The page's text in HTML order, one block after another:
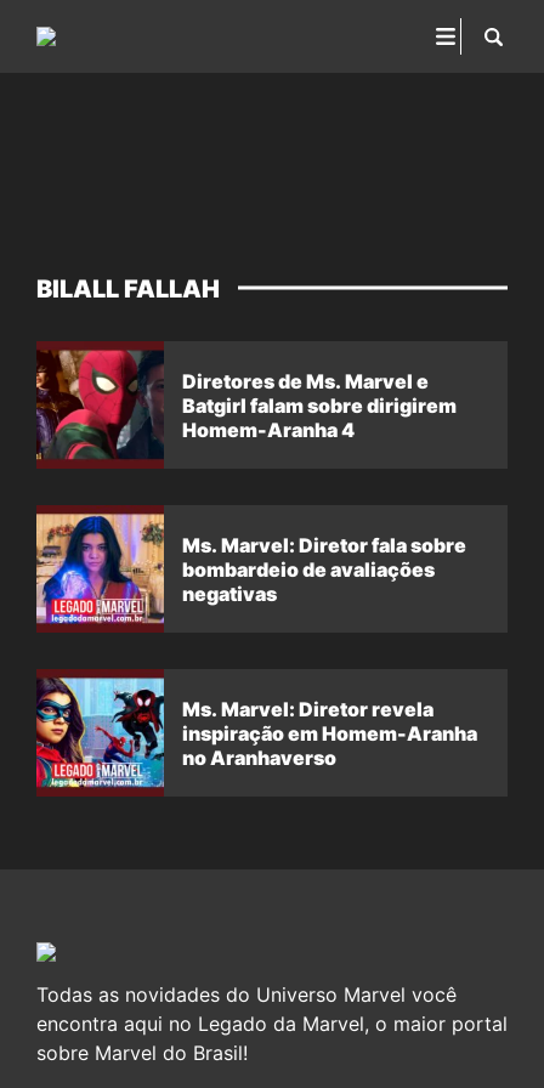
BILALL FALLAH
Diretores de Ms. Marvel e
Batgirl falam sobre dirigirem
Homem-Aranha 4
Ms. Marvel: Diretor fala sobre
bombardeio de avaliações
negativas
Ms. Marvel: Diretor revela
inspiração em Homem-Aranha
no Aranhaverso
Todas as novidades do Universo Marvel você
encontra aqui no Legado da Marvel, o maior portal
sobre Marvel do Brasil!